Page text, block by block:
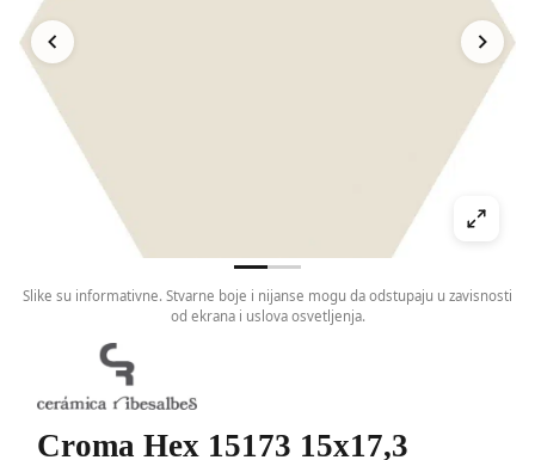
Slike su informativne. Stvarne boje i nijanse mogu da odstupaju u zavisnosti
od ekrana i uslova osvetljenja.
Croma Hex 15173 15x17,3